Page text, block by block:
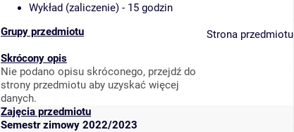
Wykład (zaliczenie) - 15 godzin
Grupy przedmiotu
Skrócony opis
Nie podano opisu skróconego, przejdź do
strony przedmiotu aby uzyskać więcej
danych.
Strona przedmiotu
Zajęcia przedmiotu
Semestr zimowy 2022/2023